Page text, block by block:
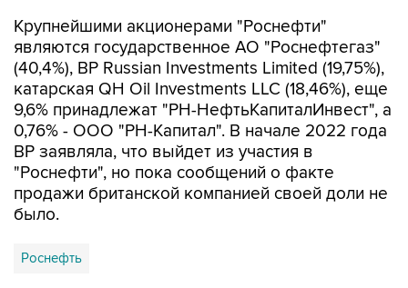
Крупнейшими акционерами "Роснефти"
являются государственное АО "Роснефтегаз"
(40,4%), BP Russian Investments Limited (19,75%),
катарская QH Oil Investments LLC (18,46%), еще
9,6% принадлежат "РН-НефтьКапиталИнвест", а
0,76% - ООО "РН-Капитал". В начале 2022 года
ВР заявляла, что выйдет из участия в
"Роснефти", но пока сообщений о факте
продажи британской компанией своей доли не
было.
Роснефть